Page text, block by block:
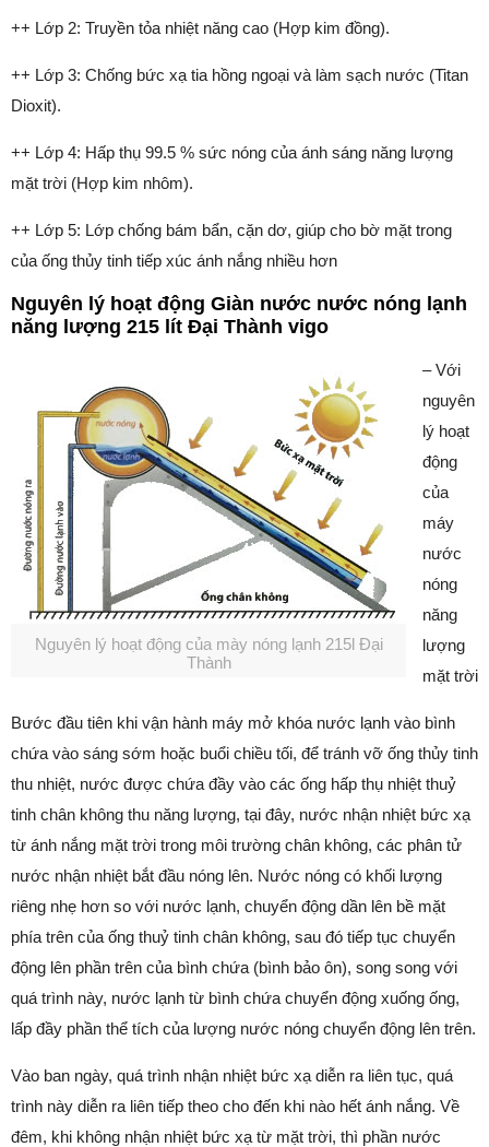
++ Lớp 2: Truyền tỏa nhiệt năng cao (Hợp kim đồng).
++ Lớp 3: Chống bức xạ tia hồng ngoại và làm sạch nước (Titan
Dioxit).
++ Lớp 4: Hấp thụ 99.5 % sức nóng của ánh sáng năng lượng
mặt trời (Hợp kim nhôm).
++ Lớp 5: Lớp chống bám bẩn, cặn dơ, giúp cho bờ mặt trong
của ống thủy tinh tiếp xúc ánh nắng nhiều hơn
Nguyên lý hoạt động Giàn nước nước nóng lạnh
năng lượng 215 lít Đại Thành vigo
Nguyên lý hoạt động của mày nóng lạnh 215l Đại
Thành
– Với
nguyên
lý hoạt
động
của
máy
nước
nóng
năng
lượng
mặt trời
Bước đầu tiên khi vận hành máy mở khóa nước lạnh vào bình
chứa vào sáng sớm hoặc buổi chiều tối, để tránh vỡ ống thủy tinh
thu nhiệt, nước được chứa đầy vào các ống hấp thụ nhiệt thuỷ
tinh chân không thu năng lượng, tại đây, nước nhận nhiệt bức xạ
từ ánh nắng mặt trời trong môi trường chân không, các phân tử
nước nhận nhiệt bắt đầu nóng lên. Nước nóng có khối lượng
riêng nhẹ hơn so với nước lạnh, chuyển động dần lên bề mặt
phía trên của ống thuỷ tinh chân không, sau đó tiếp tục chuyển
động lên phần trên của bình chứa (bình bảo ôn), song song với
quá trình này, nước lạnh từ bình chứa chuyển động xuống ống,
lấp đầy phần thể tích của lượng nước nóng chuyển động lên trên.
Vào ban ngày, quá trình nhận nhiệt bức xạ diễn ra liên tục, quá
trình này diễn ra liên tiếp theo cho đến khi nào hết ánh nắng. Về
đêm, khi không nhận nhiệt bức xạ từ mặt trời, thì phần nước